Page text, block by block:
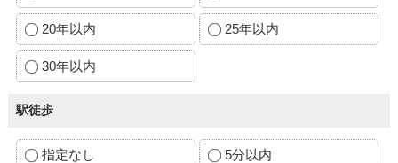
20年以内 25年以内
30年以内
駅徒歩
指定なし 5分以内